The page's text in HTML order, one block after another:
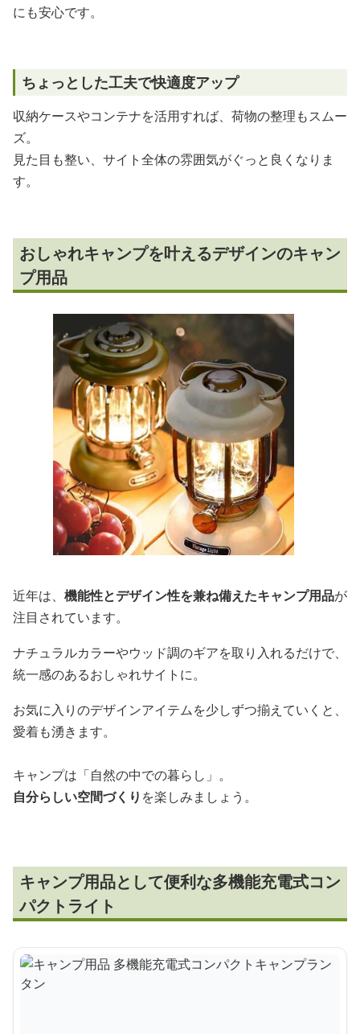
にも安心です。
ちょっとした工夫で快適度アップ
収納ケースやコンテナを活用すれば、荷物の整理もスムー
ズ。
見た目も整い、サイト全体の雰囲気がぐっと良くなりま
す。
おしゃれキャンプを叶えるデザインのキャン
プ用品
近年は、 機能性とデザイン性を兼ね備えたキャンプ用品が
注目されています。
ナチュラルカラーやウッド調のギアを取り入れるだけで、
統一感のあるおしゃれサイトに。
お気に入りのデザインアイテムを少しずつ揃えていくと、
愛着も湧きます。
キャンプは「自然の中での暮らし」。
自分らしい空間づくり を楽しみましょう。
キャンプ用品として便利な多機能充電式コン
パクトライト